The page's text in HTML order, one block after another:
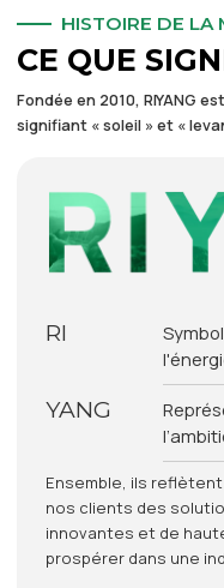
HISTOIRE DE LA
CE QUE
Fondée en 2010, RIYANG
signifiant « soleil » et «
RI
YANG
Ensemble, ils
nos clients des
innovantes et de
prospérer dans une